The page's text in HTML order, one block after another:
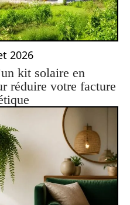
2026
kit solaire en
réduire votre facture